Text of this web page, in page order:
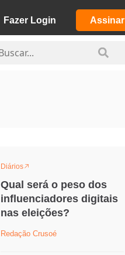
Fazer Login Assinar
Diários
Qual será o peso dos
influenciadores digitais
nas eleições?
Redação Crusoé